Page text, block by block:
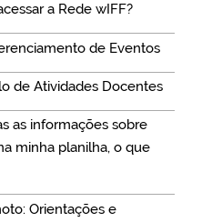
a Rede wIFF?
de Eventos
de Atividades Docentes
as informações sobre
minha planilha, o que
Orientações e